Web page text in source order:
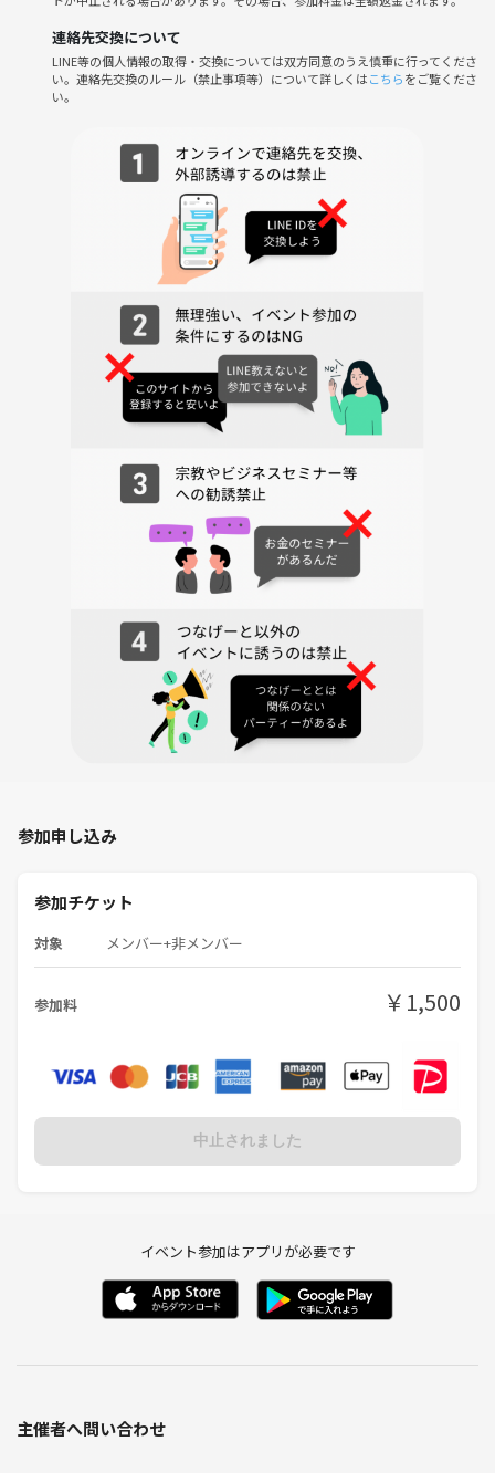
連絡先交換について
LINE等の個人情報の取得・交換については双方同意のうえ慎重に行ってくださ
い。連絡先交換のルール（禁止事項等）について詳しくはこちらをご覧くださ
い。
参加申し込み
参加チケット
対象 メンバー+非メンバー
参加料 ￥1,500
中止されました
イベント参加はアプリが必要です
主催者へ問い合わせ